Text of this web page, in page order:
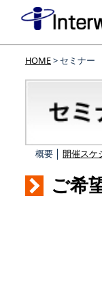
HOME> セミナー
概要 │ 開催スケ
ご希